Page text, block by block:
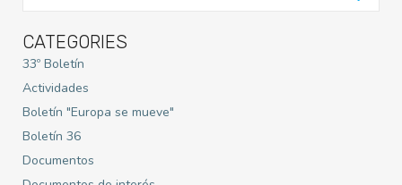
CATEGORIES
33º Boletín
Actividades
Boletín "Europa se mueve"
Boletín 36
Documentos